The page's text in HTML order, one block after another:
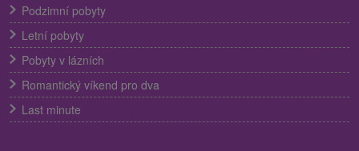
Podzimní pobyty
Letní pobyty
Pobyty v lázních
Romantický víkend pro dva
Last minute